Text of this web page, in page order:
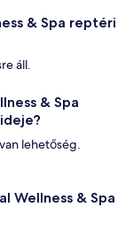
& Spa reptéri
áll.
& Spa
lehetőség.
Wellness & Spa